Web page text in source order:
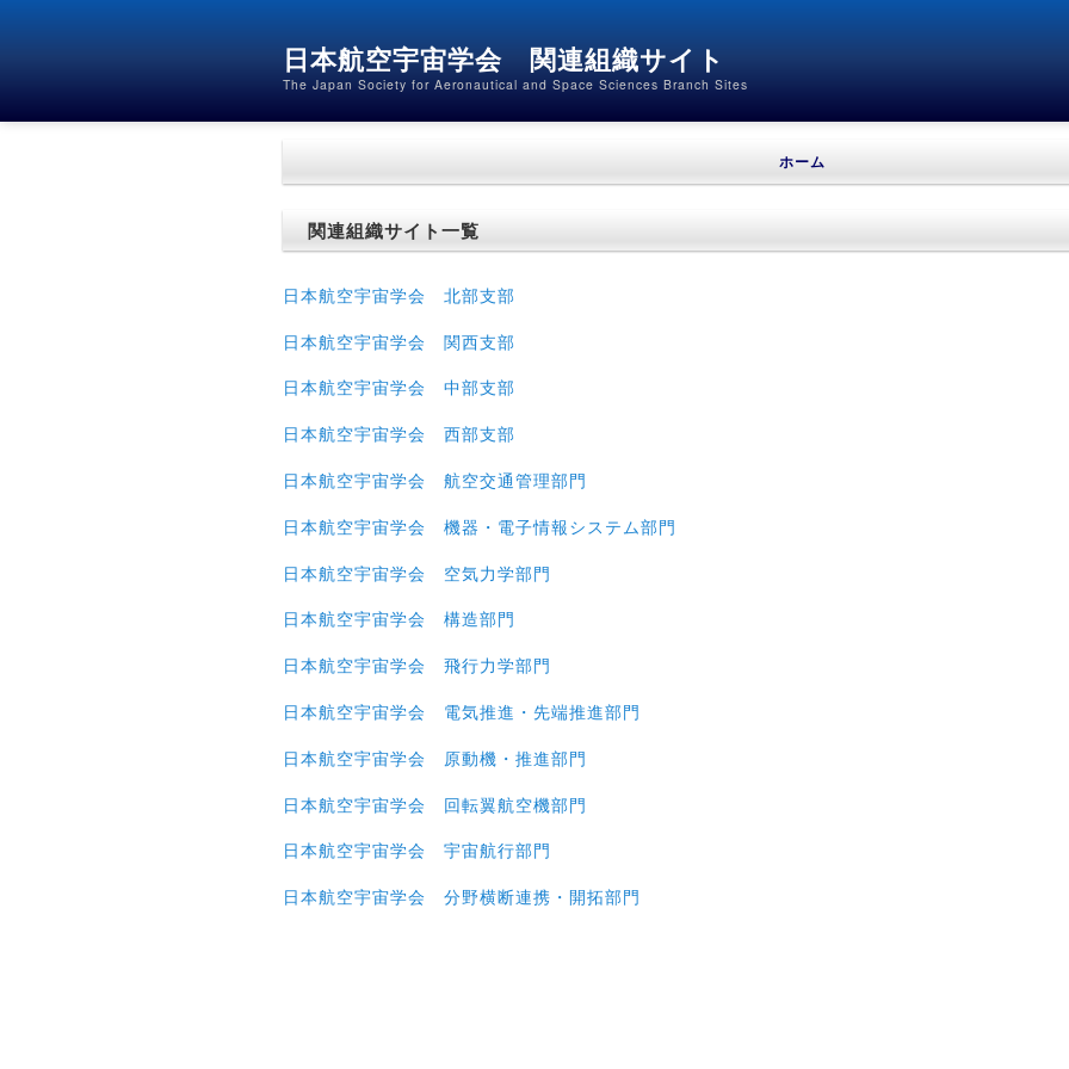
日本航空宇宙学会 関連組織サイト
The Japan Society for Aeronautical and Space Sciences Branch Sites
ホーム
関連組織サイト一覧
日本航空宇宙学会 北部支部
日本航空宇宙学会 関西支部
日本航空宇宙学会 中部支部
日本航空宇宙学会 西部支部
日本航空宇宙学会 航空交通管理部門
日本航空宇宙学会 機器・電子情報システム部門
日本航空宇宙学会 空気力学部門
日本航空宇宙学会 構造部門
日本航空宇宙学会 飛行力学部門
日本航空宇宙学会 電気推進・先端推進部門
日本航空宇宙学会 原動機・推進部門
日本航空宇宙学会 回転翼航空機部門
日本航空宇宙学会 宇宙航行部門
日本航空宇宙学会 分野横断連携・開拓部門